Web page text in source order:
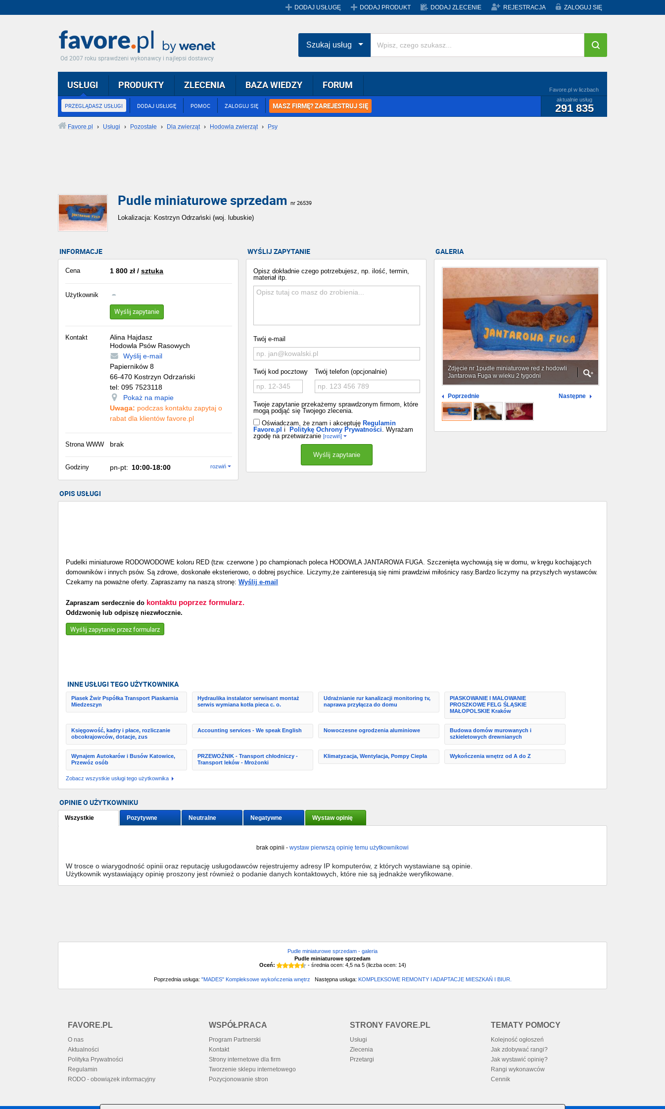
DODAJ USŁUGĘ DODAJ PRODUKT DODAJ ZLECENIE REJESTRACJA ZALOGUJ SIĘ
Od 2007 roku sprawdzeni wykonawcy i najlepsi dostawcy
USŁUGI
PRZEGLĄDASZ USŁUGI DODAJ USŁUGĘ POMOC ZALOGUJ SIĘ MASZ FIRMĘ? ZAREJESTRUJ SIĘ
Favore.pl w liczbach
aktualnie usług
291 835
PRODUKTY ZLECENIA BAZA WIEDZY FORUM
Szukaj usług
Favore.pl › Usługi › Pozostałe › Dla zwierząt › Hodowla zwierząt › Psy
Pudle miniaturowe sprzedam nr 26539
Lokalizacja: Kostrzyn Odrzański (woj. lubuskie)
GALERIA
Zdjęcie nr 1pudle miniaturowe red z hodowli
Jantarowa Fuga w wieku 2 tygodni
Poprzednie Następne
WYŚLIJ ZAPYTANIE
Opisz dokładnie czego potrzebujesz, np. ilość, termin,
materiał itp.
Twój e-mail
Twój kod pocztowy Twój telefon (opcjonalnie)
Twoje zapytanie przekażemy sprawdzonym firmom, które
mogą podjąć się Twojego zlecenia.
Oświadczam, że znam i akceptuję Regulamin
Favore.pl i Politykę Ochrony Prywatności. Wyrażam
zgodę na przetwarzanie [rozwiń]
INFORMACJE
Cena 1 800 zł / sztuka
Użytkownik
Wyślij zapytanie
Kontakt
Alina Hajdasz
Hodowla Psów Rasowych
Wyślij e-mail
Papierników 8
66-470 Kostrzyn Odrzański
tel: 095 7523118
Pokaż na mapie
Uwaga: podczas kontaktu zapytaj o
rabat dla klientów favore.pl
Strona WWW brak
Godziny pn-pt: 10:00-18:00 rozwiń
OPIS USŁUGI
Pudelki miniaturowe RODOWODOWE koloru RED (tzw. czerwone ) po championach poleca HODOWLA JANTAROWA FUGA. Szczenięta wychowują się w domu, w kręgu kochających
domowników i innych psów. Są zdrowe, doskonałe eksterierowo, o dobrej psychice. Liczymy,że zainteresują się nimi prawdziwi miłośnicy rasy.Bardzo liczymy na przyszłych wystawców.
Czekamy na poważne oferty. Zapraszamy na naszą stronę: Wyślij e-mail
Zapraszam serdecznie do kontaktu poprzez formularz.
Oddzwonię lub odpiszę niezwłocznie.
Wyślij zapytanie przez formularz
INNE USŁUGI TEGO UŻYTKOWNIKA
Piasek Żwir Pspółka Transport Piaskarnia
Miedzeszyn
Hydraulika instalator serwisant montaż
serwis wymiana kotła pieca c. o.
Udrażnianie rur kanalizacji monitoring tv,
naprawa przyłącza do domu
PIASKOWANIE I MALOWANIE
PROSZKOWE FELG ŚLĄSKIE
MAŁOPOLSKIE Kraków
Księgowość, kadry i płace, rozliczanie
obcokrajowców, dotacje, zus
Accounting services - We speak English Nowoczesne ogrodzenia aluminiowe
Budowa domów murowanych i
szkieletowych drewnianych
Wynajem Autokarów i Busów Katowice,
Przewóz osób
PRZEWOŹNIK - Transport chłodniczy -
Transport leków - Mrożonki
Klimatyzacja, Wentylacja, Pompy Ciepła Wykończenia wnętrz od A do Z
Zobacz wszystkie usługi tego użytkownika
OPINIE O UŻYTKOWNIKU
Wszystkie Pozytywne Neutralne Negatywne Wystaw opinię
brak opinii - wystaw pierwszą opinię temu użytkownikowi
W trosce o wiarygodność opinii oraz reputację usługodawców rejestrujemy adresy IP komputerów, z których wystawiane są opinie.
Użytkownik wystawiający opinię proszony jest również o podanie danych kontaktowych, które nie są jednakże weryfikowane.
Pudle miniaturowe sprzedam - galeria
Pudle miniaturowe sprzedam
Oceń:
- średnia ocen: 4,5na 5(liczba ocen: 14)
Poprzednia usługa: "MADES" Kompleksowe wykończenia wnętrz Następna usługa: KOMPLEKSOWE REMONTY I ADAPTACJE MIESZKAŃ I BIUR.
FAVORE.PL
O nas
Aktualności
Polityka Prywatności
Regulamin
RODO - obowiązek informacyjny
WSPÓŁPRACA
Program Partnerski
Kontakt
Strony internetowe dla firm
Tworzenie sklepu internetowego
Pozycjonowanie stron
STRONY FAVORE.PL
Usługi
Zlecenia
Przetargi
TEMATY POMOCY
Kolejność ogłoszeń
Jak zdobywać rangi?
Jak wystawić opinię?
Rangi wykonawców
Cennik